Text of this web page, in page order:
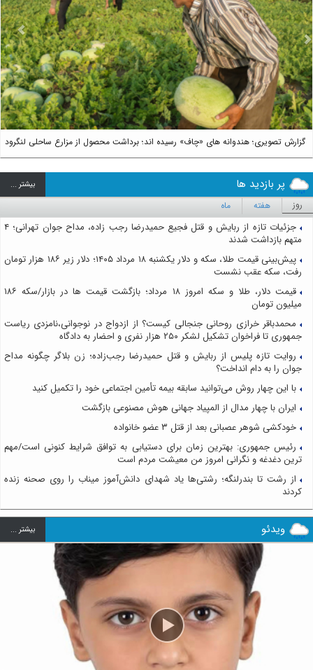
گزارش تصویری؛ هندوانه های «چاف» رسیده اند؛ برداشت محصول از مزارع ساحلی لنگرود
Next
پر بازدید ها بيشتر ...
روز هفته ماه
جزئیات تازه از ربایش و قتل فجیع حمیدرضا رجب زاده، مداح جوان تهرانی؛ ۴
متهم بازداشت شدند
پیش‌بینی قیمت طلا، سکه و دلار یکشنبه ۱۸ مرداد ۱۴۰۵؛ دلار زیر ۱۸۶ هزار تومان
رفت، سکه عقب نشست
قیمت دلار، طلا و سکه امروز ۱۸ مرداد؛ بازگشت قیمت ها در بازار/سکه ۱۸۶
میلیون تومان
محمدباقر خرازی روحانی جنجالی کیست؟ از ازدواج در نوجوانی،نامزدی ریاست
جمهوری تا فراخوان تشکیل لشکر ۲۵۰ هزار نفری و احضار به دادگاه
روایت تازه پلیس از ربایش و قتل حمیدرضا رجب‌زاده؛ زن بلاگر چگونه مداح
جوان را به دام انداخت؟
با این چهار روش می‌توانید سابقه بیمه تأمین اجتماعی خود را تکمیل کنید
ایران با چهار مدال از المپیاد جهانی هوش مصنوعی بازگشت
خودکشی شوهر عصبانی بعد از قتل ۳ عضو خانواده
رئیس جمهوری: بهترین زمان برای دستیابی به توافق شرایط کنونی است/مهم
ترین دغدغه و نگرانی امروز من معیشت مردم است
از رشت تا بندرلنگه؛ رشتی‌ها یاد شهدای دانش‌آموز میناب را روی صحنه زنده
کردند
ویدئو بيشتر ...